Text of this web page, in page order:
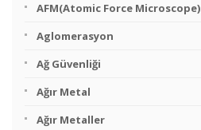
AFM(Atomic Force Microscope)
Aglomerasyon
Ağ Güvenliği
Ağır Metal
Ağır Metaller